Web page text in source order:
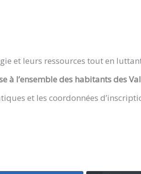
et leurs ressources tout en
à l’ensemble des habitants des
et les coordonnées